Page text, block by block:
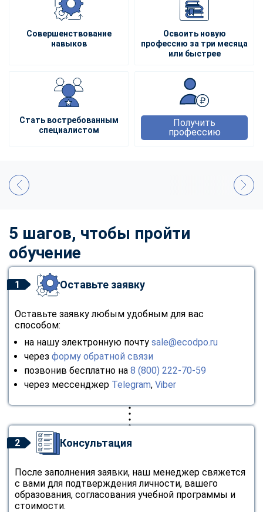
Совершенствование
навыков
Освоить новую
профессию за три месяца
или быстрее
Стать востребованным
специалистом
Получить
профессию
5 шагов, чтобы пройти
обучение
1 Оставьте заявку
Оставьте заявку любым удобным для вас
способом:
на нашу электронную почту sale@ecodpo.ru
через форму обратной связи
позвонив бесплатно на 8 (800) 222-70-59
через мессенджер Telegram, Viber
2 Консультация
После заполнения заявки, наш менеджер свяжется
с вами для подтверждения личности, вашего
образования, согласования учебной программы и
стоимости.